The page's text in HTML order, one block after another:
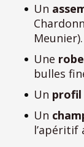
Un
Meunier).
Une
bulles
Un profil
Un
l’apéritif